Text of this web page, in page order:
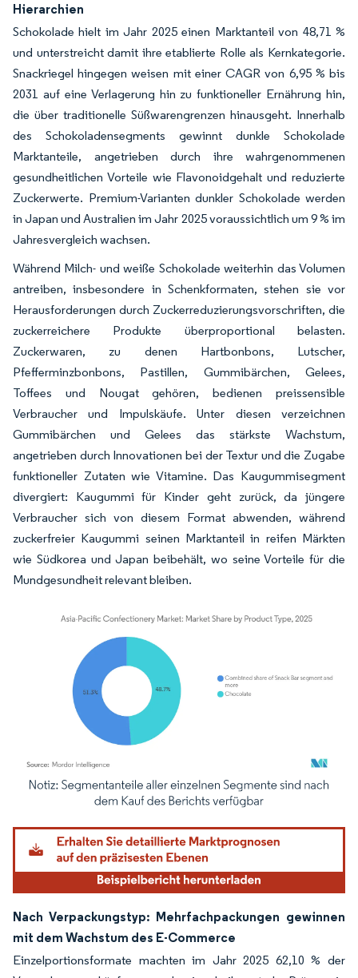
Hierarchien
Schokolade hielt im Jahr 2025 einen Marktanteil von 48,71 %
und unterstreicht damit ihre etablierte Rolle als Kernkategorie.
Snackriegel hingegen weisen mit einer CAGR von 6,95 % bis
2031 auf eine Verlagerung hin zu funktioneller Ernährung hin,
die über traditionelle Süßwarengrenzen hinausgeht. Innerhalb
des Schokoladensegments gewinnt dunkle Schokolade
Marktanteile, angetrieben durch ihre wahrgenommenen
gesundheitlichen Vorteile wie Flavonoidgehalt und reduzierte
Zuckerwerte. Premium-Varianten dunkler Schokolade werden
in Japan und Australien im Jahr 2025 voraussichtlich um 9 % im
Jahresvergleich wachsen.
Während Milch- und weiße Schokolade weiterhin das Volumen
antreiben, insbesondere in Schenkformaten, stehen sie vor
Herausforderungen durch Zuckerreduzierungsvorschriften, die
zuckerreichere Produkte überproportional belasten.
Zuckerwaren, zu denen Hartbonbons, Lutscher,
Pfefferminzbonbons, Pastillen, Gummibärchen, Gelees,
Toffees und Nougat gehören, bedienen preissensible
Verbraucher und Impulskäufe. Unter diesen verzeichnen
Gummibärchen und Gelees das stärkste Wachstum,
angetrieben durch Innovationen bei der Textur und die Zugabe
funktioneller Zutaten wie Vitamine. Das Kaugummisegment
divergiert: Kaugummi für Kinder geht zurück, da jüngere
Verbraucher sich von diesem Format abwenden, während
zuckerfreier Kaugummi seinen Marktanteil in reifen Märkten
wie Südkorea und Japan beibehält, wo seine Vorteile für die
Mundgesundheit relevant bleiben.
Bild © Mordor Intelligence. Wiederverwendung erfordert Namensnennung
Nach Verpackungstyp: Mehrfachpackungen gewinnen
mit dem Wachstum des E-Commerce
Einzelportionsformate machten im Jahr 2025 62,10 % der